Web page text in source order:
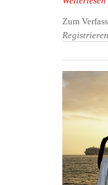
Zum
Registrieren